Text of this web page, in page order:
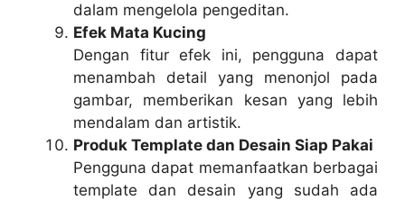
dalam mengelola pengeditan.
Efek Mata Kucing
Dengan fitur efek ini, pengguna dapat
menambah detail yang menonjol pada
gambar, memberikan kesan yang lebih
mendalam dan artistik.
Produk Template dan Desain Siap Pakai
Pengguna dapat memanfaatkan berbagai
template dan desain yang sudah ada